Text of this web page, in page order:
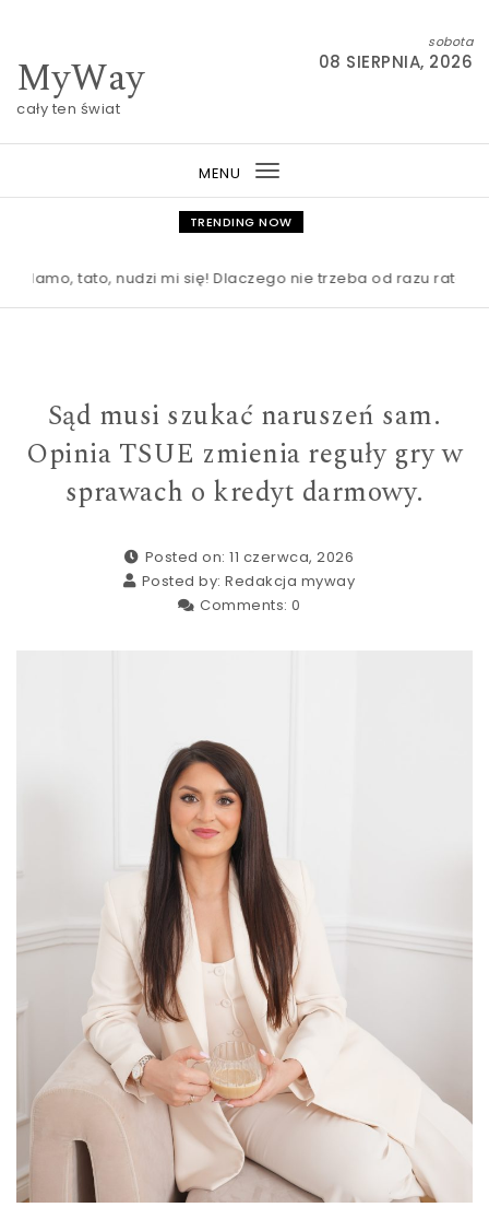
MyWay
cały ten świat
sobota
08 SIERPNIA, 2026
MENU
Toggle
navigation
TRENDING NOW
tato, nudzi mi się! Dlaczego nie trzeba od razu ratować
Sąd musi szukać naruszeń sam.
Opinia TSUE zmienia reguły gry w
sprawach o kredyt darmowy.
Posted on: 11 czerwca, 2026
Posted by: Redakcja myway
Comments: 0